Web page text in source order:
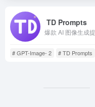
TD Prompts
爆款 AI 图像生成
# GPT-Image- 2 # TD Prompts